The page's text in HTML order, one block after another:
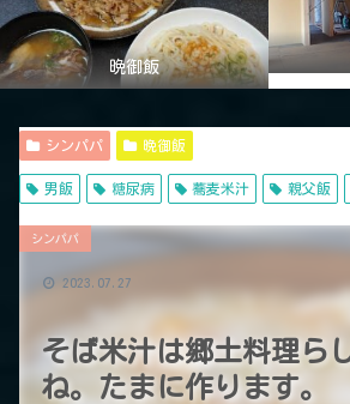
晩御飯
シンパパ 晩御飯
男飯 糖尿病 蕎麦米汁 親父飯
そば米汁は郷土料理ら
ね。たまに作ります。
シンパパ
2023.07.27